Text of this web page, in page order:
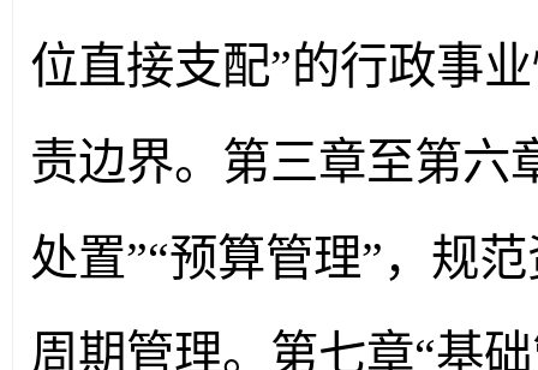
位直接支配”的行政事
责边界。第三章至第六
处置”“预算管理”，规
周期管理。第七章“基